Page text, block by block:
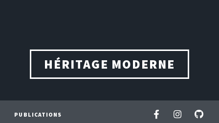
HÉRITAGE MODERNE
PUBLICATIONS